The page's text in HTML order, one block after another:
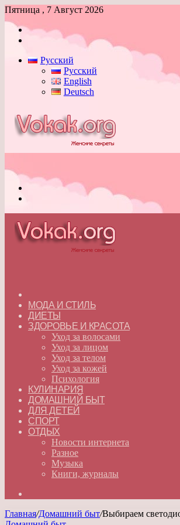
Пятница , 7 Август 2026
Войти
Русский
Русский
English
Deutsch
МОДА И СТИЛЬ
ДИЕТЫ
ЗДОРОВЬЕ И КРАСОТА
Уход за волосами
Уход за лицом
Уход за телом
Уход за кожей
Психология
КУЛИНАРИЯ
ДОМАШНИЙ БЫТ
ДЛЯ ДЕТЕЙ
СПОРТ
ОТДЫХ
Новости интернета
Разное
Музыка
Книги, журналы
Главная/Домашний быт/Выбираем